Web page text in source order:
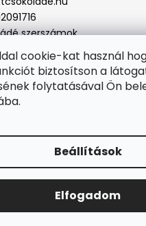
cookie-kat használ
biztosítson a
folytatásával Ön
Beállítások
Elfogadom
szerszámok
lehetőséget
TTcsokoládé. Minden